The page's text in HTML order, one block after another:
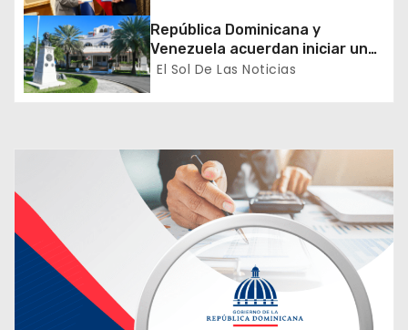
t
r
a
s
República Dominicana y
Venezuela acuerdan iniciar un
proceso de normalización
El Sol De Las Noticias